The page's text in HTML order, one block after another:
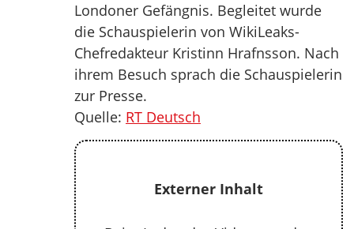
Londoner Gefängnis. Begleitet wurde
die Schauspielerin von WikiLeaks-
Chefredakteur Kristinn Hrafnsson. Nach
ihrem Besuch sprach die Schauspielerin
zur Presse.
Quelle: RT Deutsch
Externer Inhalt